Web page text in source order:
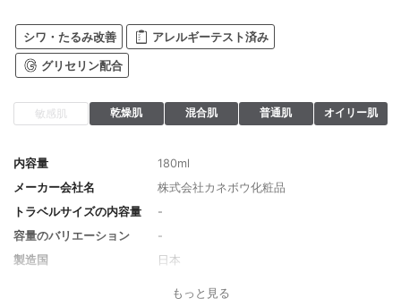
シワ・たるみ改善 アレルギーテスト済み
グリセリン配合
敏感肌 乾燥肌 混合肌 普通肌 オイリー肌
内容量
180ml
メーカー会社名
株式会社カネボウ化粧品
トラベルサイズの内容量
-
容量のバリエーション
-
製造国
日本
ナチュラルローズの香り
もっと見る